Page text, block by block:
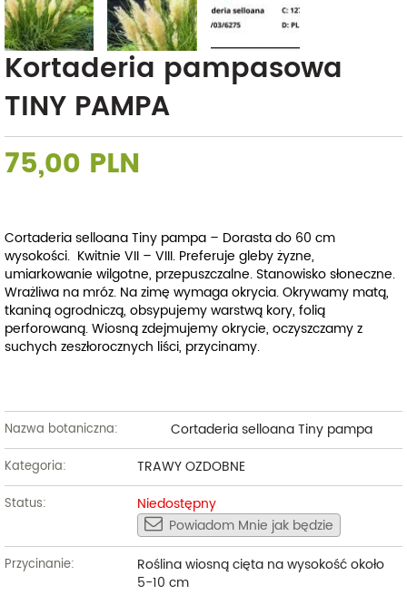
Kortaderia pampasowa
TINY PAMPA
75,00 PLN
Cortaderia selloana Tiny pampa – Dorasta do 60 cm
wysokości. Kwitnie VII – VIII. Preferuje gleby żyzne,
umiarkowanie wilgotne, przepuszczalne. Stanowisko słoneczne.
Wrażliwa na mróz. Na zimę wymaga okrycia. Okrywamy matą,
tkaniną ogrodniczą, obsypujemy warstwą kory, folią
perforowaną. Wiosną zdejmujemy okrycie, oczyszczamy z
suchych zeszłorocznych liści, przycinamy.
Nazwa botaniczna: Cortaderia selloana Tiny pampa
Kategoria: TRAWY OZDOBNE
Status:
Niedostępny
Powiadom Mnie jak będzie
Przycinanie:
Roślina wiosną cięta na wysokość około
5-10 cm